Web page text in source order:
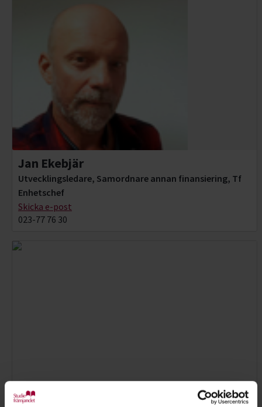
Jan Ekebjär
Utvecklingsledare, Samordnare annan finansiering, Tf
Enhetschef
Skicka e-post
023-77 76 30